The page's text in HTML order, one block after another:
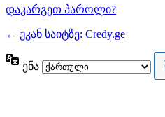
დაკარგეთ პაროლი?
← უკან საიტზე: Credy.ge
ენა